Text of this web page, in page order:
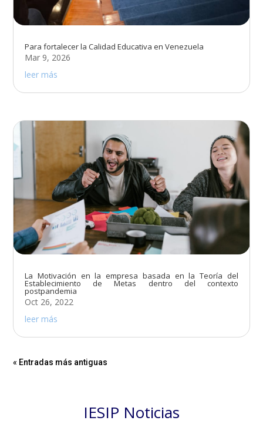
Para fortalecer la Calidad Educativa en Venezuela
Mar 9, 2026
leer más
La Motivación en la empresa basada en la Teoría del
Establecimiento de Metas dentro del contexto
postpandemia
Oct 26, 2022
leer más
« Entradas más antiguas
IESIP Noticias